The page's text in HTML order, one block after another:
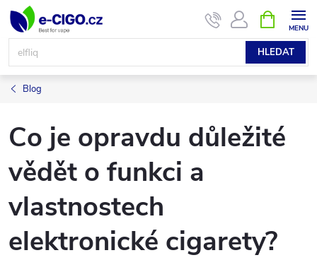
Přejít
obsah
HLEDAT
NÁKUPNÍ
KOŠÍK
Blog
Co je opravdu důležité
vědět o funkci a
vlastnostech
elektronické cigarety?